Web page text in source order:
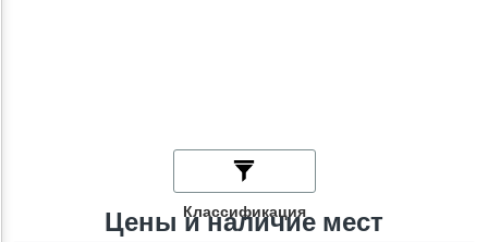
Классификация
Цены и наличие мест